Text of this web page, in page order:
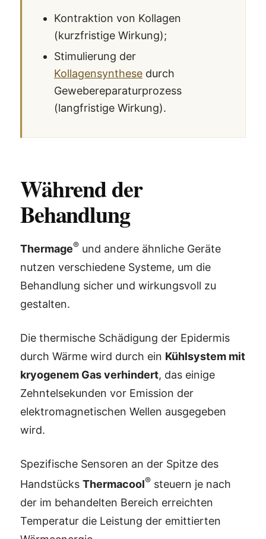
Kontraktion von Kollagen
(kurzfristige Wirkung);
Stimulierung der
Kollagensynthese durch
Gewebereparaturprozess
(langfristige Wirkung).
Während der
Behandlung
Thermage® und andere ähnliche Geräte
nutzen verschiedene Systeme, um die
Behandlung sicher und wirkungsvoll zu
gestalten.
Die thermische Schädigung der Epidermis
durch Wärme wird durch ein Kühlsystem mit
kryogenem Gas verhindert, das einige
Zehntelsekunden vor Emission der
elektromagnetischen Wellen ausgegeben
wird.
Spezifische Sensoren an der Spitze des
Handstücks Thermacool® steuern je nach
der im behandelten Bereich erreichten
Temperatur die Leistung der emittierten